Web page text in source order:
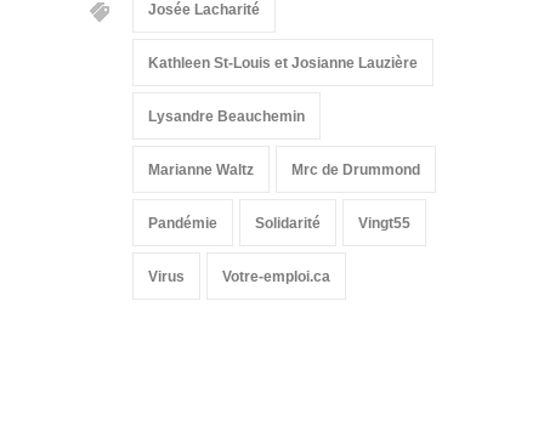
Josée Lacharité
Kathleen St-Louis et Josianne Lauzière
Lysandre Beauchemin
Marianne Waltz Mrc de Drummond
Pandémie Solidarité Vingt55
Virus Votre-emploi.ca